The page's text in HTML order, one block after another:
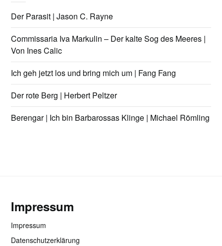
Der Parasit | Jason C. Rayne
Commissaria Iva Markulin – Der kalte Sog des Meeres |
Von Ines Calic
Ich geh jetzt los und bring mich um | Fang Fang
Der rote Berg | Herbert Peltzer
Berengar | Ich bin Barbarossas Klinge | Michael Römling
Impressum
Impressum
Datenschutzerklärung